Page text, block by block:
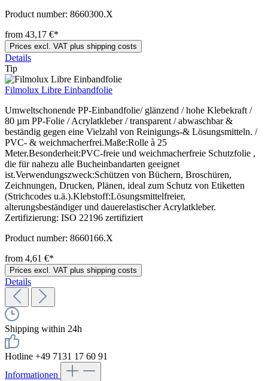
Product number: 8660300.X
from 43,17 €*
Prices excl. VAT plus shipping costs
Details
Tip
Filmolux Libre Einbandfolie
Umweltschonende PP-Einbandfolie/ glänzend / hohe Klebekraft /
80 µm PP-Folie / Acrylatkleber / transparent / abwaschbar &
beständig gegen eine Vielzahl von Reinigungs-& Lösungsmitteln. /
PVC- & weichmacherfrei.Maße:Rolle à 25
Meter.Besonderheit:PVC-freie und weichmacherfreie Schutzfolie ,
die für nahezu alle Bucheinbandarten geeignet
ist.Verwendungszweck:Schützen von Büchern, Broschüren,
Zeichnungen, Drucken, Plänen, ideal zum Schutz von Etiketten
(Strichcodes u.ä.).Klebstoff:Lösungsmittelfreier,
alterungsbeständiger und dauerelastischer Acrylatkleber.
Zertifizierung: ISO 22196 zertifiziert
Product number: 8660166.X
from 4,61 €*
Prices excl. VAT plus shipping costs
Details
Shipping within 24h
Hotline +49 7131 17 60 91
Informationen